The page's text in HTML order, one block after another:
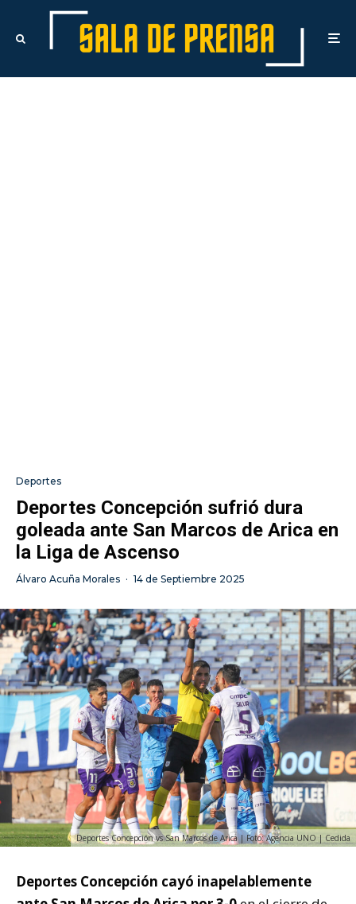
Deportes
Deportes Concepción sufrió dura
goleada ante San Marcos de Arica en
la Liga de Ascenso
Álvaro Acuña Morales · 14 de Septiembre 2025
Deportes Concepción vs San Marcos de Arica | Foto: Agencia UNO | Cedida
Deportes Concepción cayó inapelablemente